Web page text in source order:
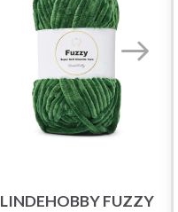
LINDEHOBBY FUZZY